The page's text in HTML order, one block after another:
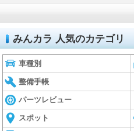
みんカラ 人気のカテゴリ
車種別
整備手帳
パーツレビュー
スポット